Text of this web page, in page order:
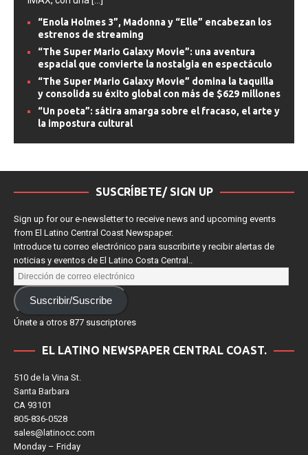
[...]
“Enola Holmes 3”, Madonna y “Elle” encabezan los
estrenos de streaming
“The Super Mario Galaxy Movie”: una aventura
espacial que convierte la nostalgia en espectáculo
“The Super Mario Galaxy Movie” domina la taquilla
y consolida su éxito global con más de $629 millones
“Un poeta”: sátira amarga sobre el fracaso, el arte y
la impostura cultural
SUSCRÍBETE/ SIGN UP
Sign up for our e-newsletter to receive news and upcoming events
from El Latino Central Coast Newspaper.
Introduce tu correo electrónico para suscribirte y recibir alertas de
noticias y eventos de El Latino Costa Central..
Únete a otros 877 suscriptores
510 de la Vina St.
Santa Barbara
CA 93101
805-836-0528
sales@latinocc.com